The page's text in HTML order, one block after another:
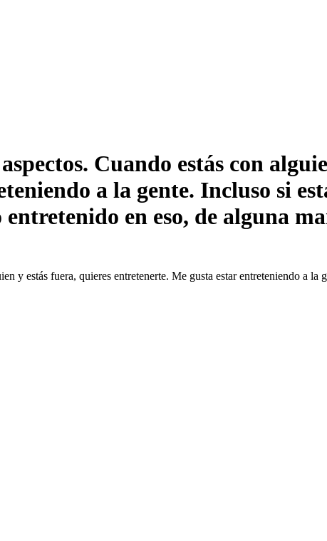
Cuando estás con
a la gente. Incluso si
en eso, de alguna
y estás fuera, quieres entretenerte. Me gusta estar entreteniendo a la